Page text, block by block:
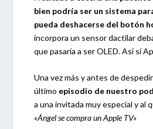
bien podría ser un sistema
pueda deshacerse del botón
incorpora un sensor dactilar
que pasaría a ser OLED. Así sí
Una vez más y antes de
último episodio de nuestro
a una invitada muy especial y al
«Ángel se compra un Apple TV»